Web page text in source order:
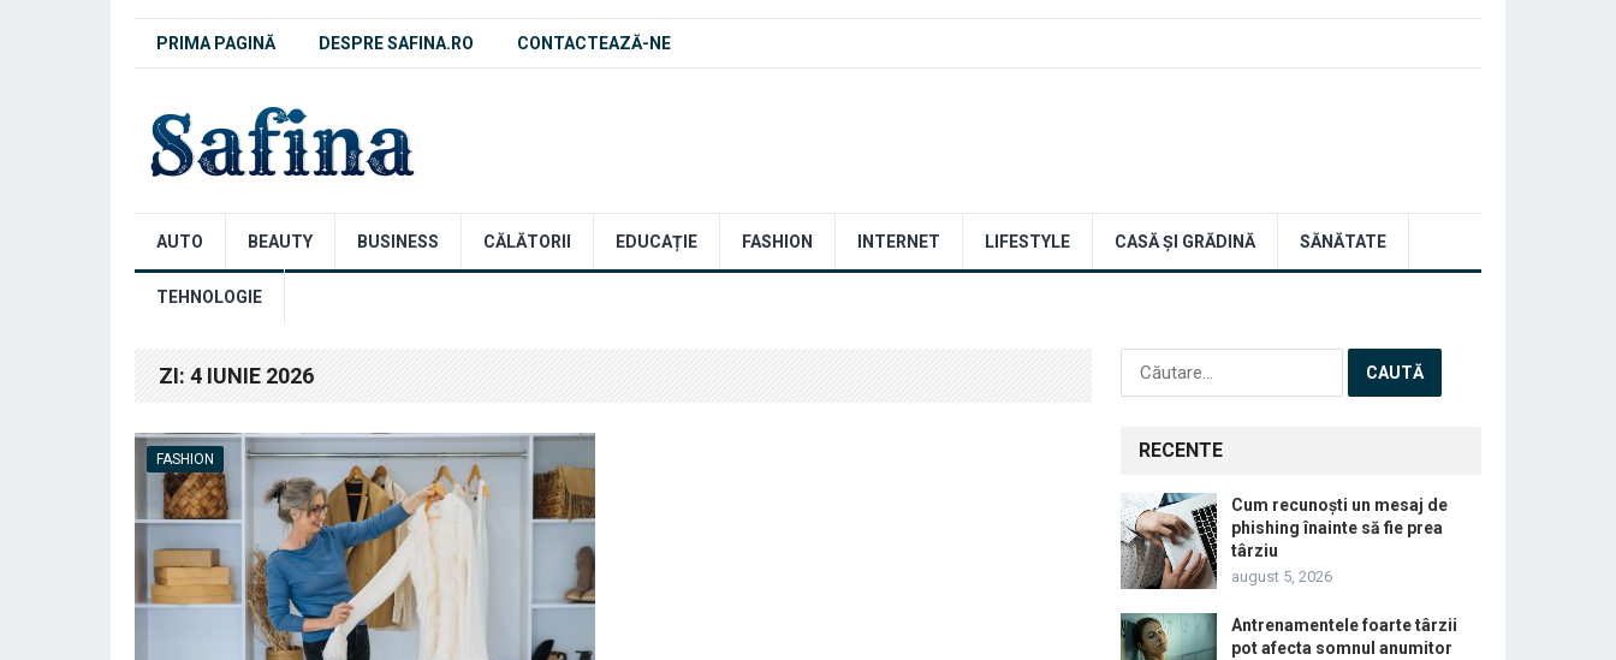
PRIMA PAGINĂ DESPRE SAFINA.RO CONTACTEAZĂ-NE
AUTO BEAUTY BUSINESS CĂLĂTORII EDUCAȚIE FASHION INTERNET LIFESTYLE CASĂ ȘI GRĂDINĂ SĂNĂTATE
TEHNOLOGIE
ZI: 4 IUNIE 2026
FASHION
Caută
după:
RECENTE
Cum recunoști un mesaj de
phishing înainte să fie prea
târziu
august 5, 2026
Antrenamentele foarte târzii
pot afecta somnul anumitor